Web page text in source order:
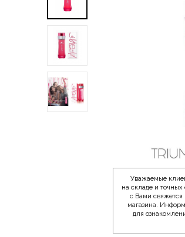
Уважаемые
на складе и точных
с Вами
магазина.
для